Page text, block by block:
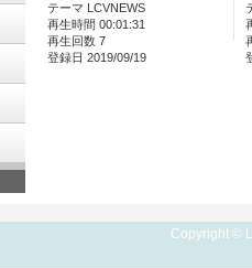
テーマ LCVNEWS
再生時間 00:01:31
再生回数 7
登録日 2019/09/19
Copyright ©